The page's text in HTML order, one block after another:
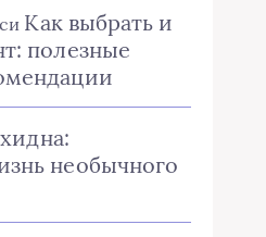
Как выбрать и
полезные
необычного